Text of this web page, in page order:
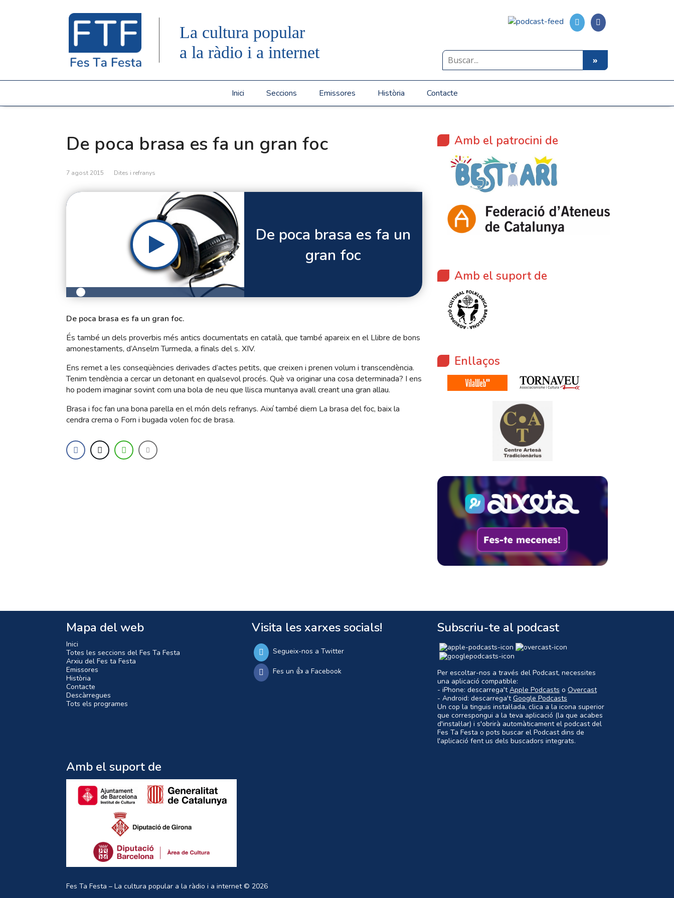
La cultura popular
a la ràdio i a internet
Inici Seccions Emissores Història Contacte
De poca brasa es fa un gran foc
7 agost 2015 Dites i refranys
De poca brasa es fa un
gran foc
De poca brasa es fa un gran foc.
És també un dels proverbis més antics documentats en català, que també apareix en el Llibre de bons
amonestaments, d’Anselm Turmeda, a finals del s. XIV.
Ens remet a les conseqüències derivades d’actes petits, que creixen i prenen volum i transcendència.
Tenim tendència a cercar un detonant en qualsevol procés. Què va originar una cosa determinada? I ens
ho podem imaginar sovint com una bola de neu que llisca muntanya avall creant una gran allau.
Brasa i foc fan una bona parella en el món dels refranys. Així també diem La brasa del foc, baix la
cendra crema o Forn i bugada volen foc de brasa.
Amb el patrocini de
Amb el suport de
Enllaços
Mapa del web
Inici
Totes les seccions del Fes Ta Festa
Arxiu del Fes ta Festa
Emissores
Història
Contacte
Descàrregues
Tots els programes
Visita les xarxes socials!
Segueix-nos a Twitter
Fes un 👍 a Facebook
Subscriu-te al podcast
Per escoltar-nos a través del Podcast, necessites
una aplicació compatible:
- iPhone: descarrega'tApple Podcasts o Overcast
- Android: descarrega'tGoogle Podcasts
Un cop la tinguis instal·lada, clica a la icona superior
que correspongui a la teva aplicació (la que acabes
d'instal·lar) i s'obrirà automàticament el podcast del
Fes Ta Festa o pots buscar el Podcast dins de
l'aplicació fent us dels buscadors integrats.
Amb el suport de
Fes Ta Festa – La cultura popular a la ràdio i a internet© 2026